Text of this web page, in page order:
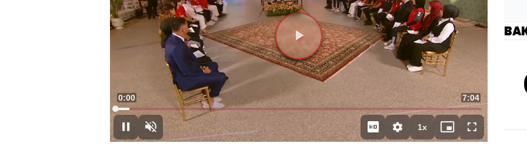
Videoyu
Oynat
DuraklatSesi
Aç
Süre
0:00 Toplam
Süre
7:04
Yüklendi:
3.73%
1xOynatma
Hızı
Mini
oynatıcı
Tam
Ekran